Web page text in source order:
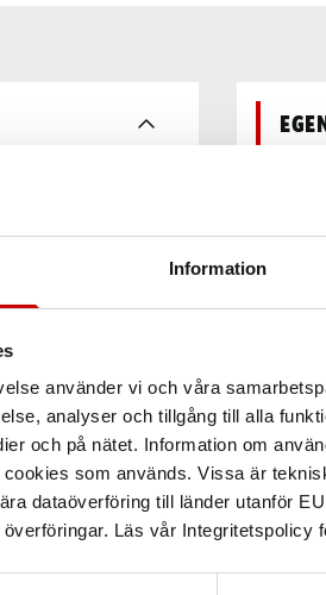
Information
använder vi och våra
analyser och tillgång till alla
och på nätet. Information om
som används. Vissa är
dataöverföring till länder utanför
Läs vår Integritetspolicy
inkluderar halkfria